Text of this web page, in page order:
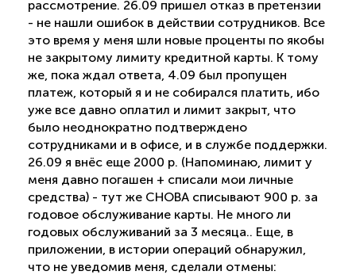
рассмотрение. 26.09 пришел отказ в претензии
- не нашли ошибок в действии сотрудников. Все
это время у меня шли новые проценты по якобы
не закрытому лимиту кредитной карты. К тому
же, пока ждал ответа, 4.09 был пропущен
платеж, который я и не собирался платить, ибо
уже все давно оплатил и лимит закрыт, что
было неоднократно подтверждено
сотрудниками и в офисе, и в службе поддержки.
26.09 я внёс еще 2000 р. (Напоминаю, лимит у
меня давно погашен + списали мои личные
средства) - тут же СНОВА списывают 900 р. за
годовое обслуживание карты. Не много ли
годовых обслуживаний за 3 месяца.. Еще, в
приложении, в истории операций обнаружил,
что не уведомив меня, сделали отмены: